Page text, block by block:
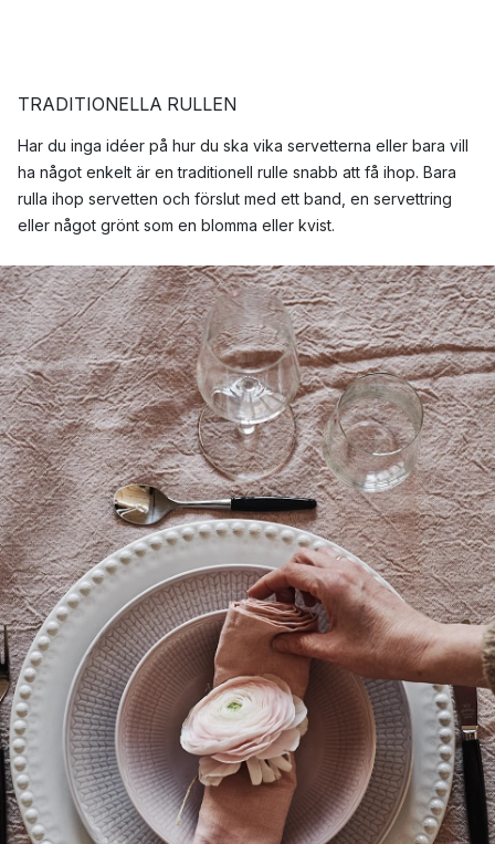
TRADITIONELLA RULLEN
Har du inga idéer på hur du ska vika servetterna eller bara vill
ha något enkelt är en traditionell rulle snabb att få ihop. Bara
rulla ihop servetten och förslut med ett band, en servettring
eller något grönt som en blomma eller kvist.